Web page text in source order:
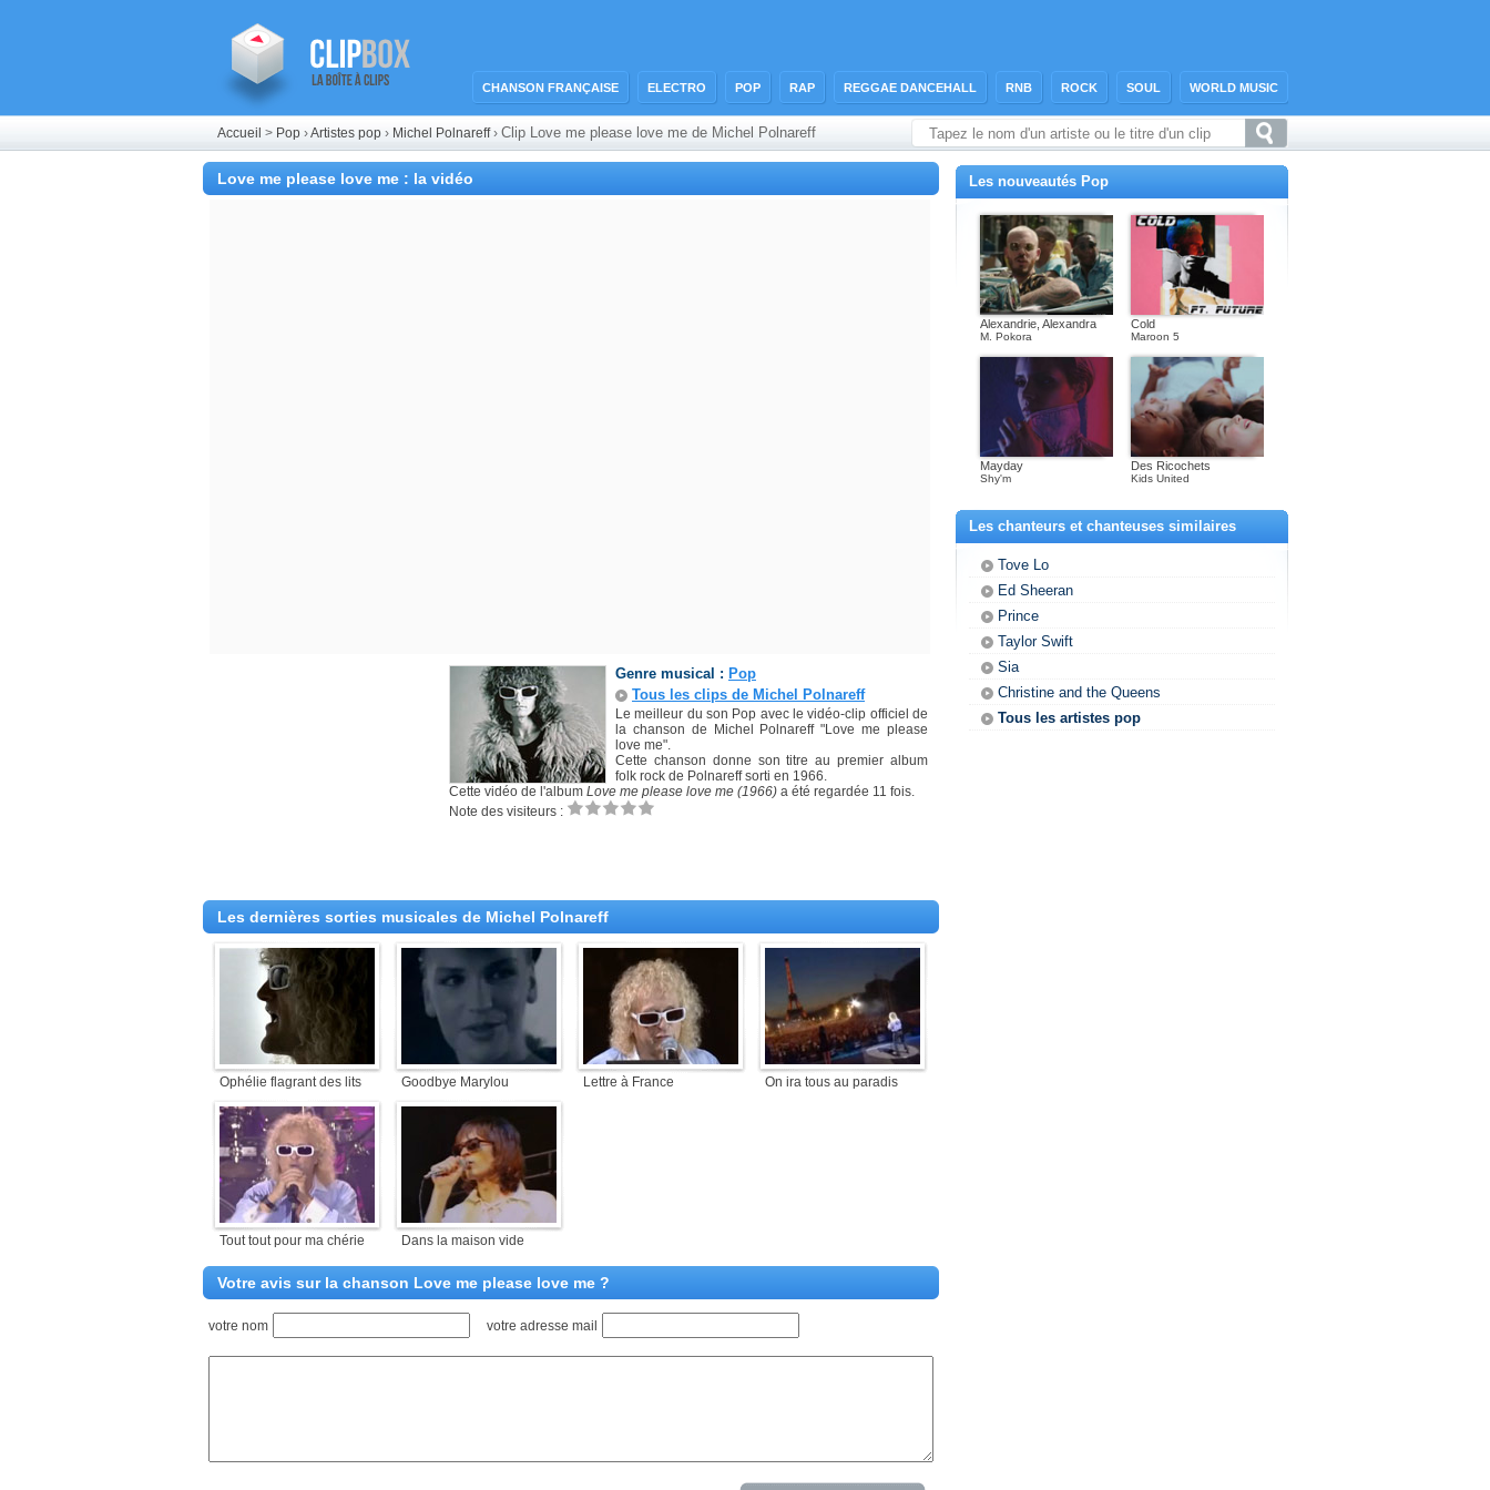
CHANSON FRANÇAISE ELECTRO POP RAP REGGAE DANCEHALL RNB ROCK SOUL WORLD MUSIC
Accueil > Pop ›Artistes pop › Michel Polnareff› Clip Love me please love me de Michel Polnareff
Love me please love me : la vidéo
Genre musical : Pop
Tous les clips de Michel Polnareff
Le meilleur du son Pop avec le vidéo-clip officiel de
la chanson de Michel Polnareff "Love me please
love me".
Cette chanson donne son titre au premier album
folk rock de Polnareff sorti en 1966.
Cette vidéo de l'album Love me please love me (1966) a été regardée 11 fois.
Note des visiteurs :
Les dernières sorties musicales de Michel Polnareff
Ophélie flagrant des lits Goodbye Marylou Lettre à France On ira tous au paradis
Tout tout pour ma chérie Dans la maison vide
Votre avis sur la chanson Love me please love me ?
votre nom votre adresse mail
Les nouveautés Pop
Alexandrie, Alexandra
M. Pokora
Cold
Maroon 5
Mayday
Shy'm
Des Ricochets
Kids United
Les chanteurs et chanteuses similaires
Tove Lo
Ed Sheeran
Prince
Taylor Swift
Sia
Christine and the Queens
Tous les artistes pop